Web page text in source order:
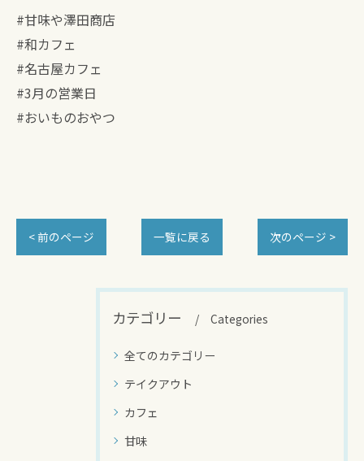
#甘味や澤田商店
#和カフェ
#名古屋カフェ
#3月の営業日
#おいものおやつ
< 前のページ 一覧に戻る 次のページ >
カテゴリー Categories
全てのカテゴリー
テイクアウト
カフェ
甘味